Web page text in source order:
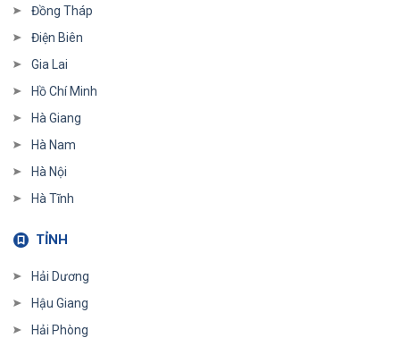
Đồng Tháp
Điện Biên
Gia Lai
Hồ Chí Minh
Hà Giang
Hà Nam
Hà Nội
Hà Tĩnh
TỈNH
Hải Dương
Hậu Giang
Hải Phòng